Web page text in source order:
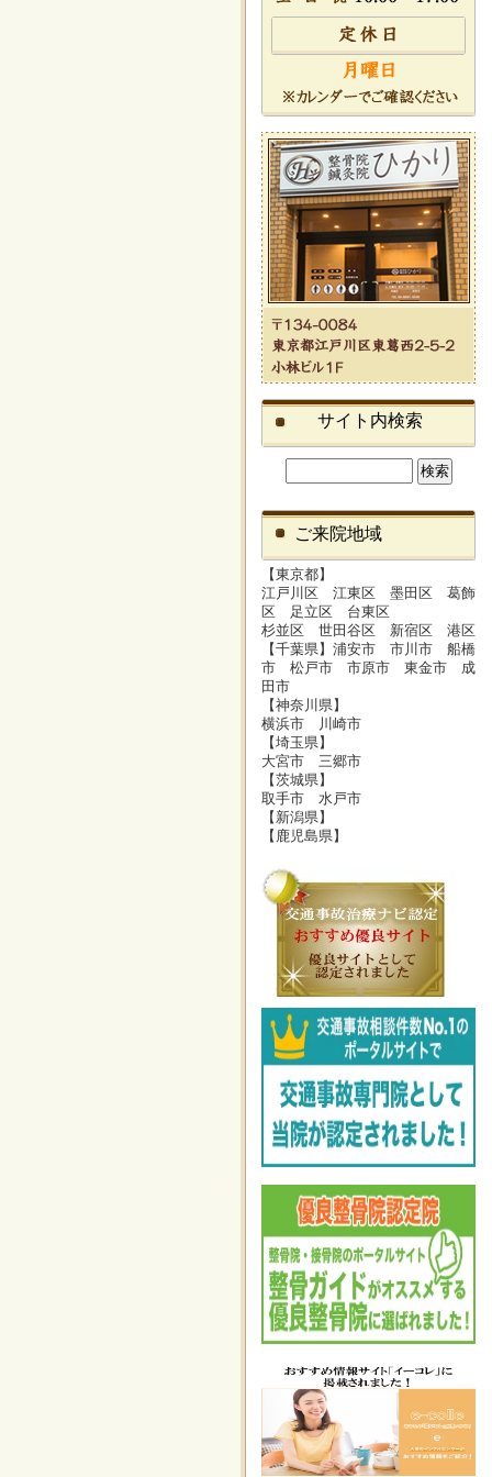
サイト内検索
ご来院地域
【東京都】
江戸川区 江東区 墨田区 葛飾
区 足立区 台東区
杉並区 世田谷区 新宿区 港区
【千葉県】浦安市 市川市 船橋
市 松戸市 市原市 東金市 成
田市
【神奈川県】
横浜市 川崎市
【埼玉県】
大宮市 三郷市
【茨城県】
取手市 水戸市
【新潟県】
【鹿児島県】